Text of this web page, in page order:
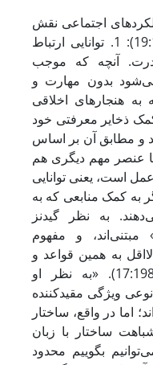
اجتماعی نقش
اساسی ایفا می‌کنند (کسل،19:1387): 1. توانایی ارتباط
3. منابع قدرت. آنچه که موجب
بدون مهارت و
به هنجارهای اخلاقی
ذخایر معرفتی خود
و مطابق آن بر اساس
عنصر مهم دیگری هم
است، یعنی توانایی
به کمک منابعی که به
به نظر گیدنز
مبتنی‌اند، و مفهوم
به همین قواعد و
منابع مربوط می‌شود (گیدنز،17:1984). «به نظر او
ویژگی مقیدکننده
اما در واقع، ساختار
ساختار با زبان
بگوییم محدود